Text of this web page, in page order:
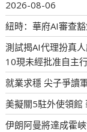
2026-08-06
紐時：華府AI審查
測試揭AI代理扮真
10現未經批准自主
就業求穩 尖子爭讀
美擬關5駐外使領館
伊朗阿曼將達成霍